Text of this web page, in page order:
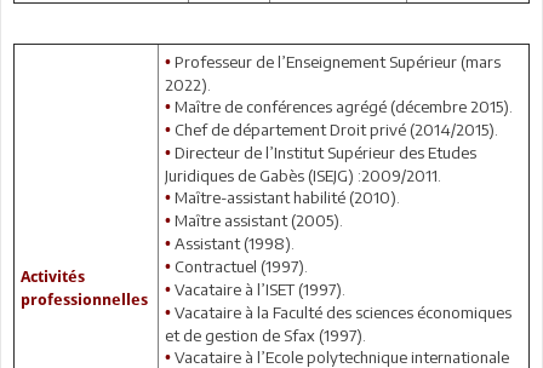
Activités
professionnelles
• Professeur de l’Enseignement Supérieur (mars
2022).
• Maître de conférences agrégé (décembre 2015).
• Chef de département Droit privé (2014/2015).
• Directeur de l’Institut Supérieur des Etudes
Juridiques de Gabès (ISEJG) :2009/2011.
• Maître-assistant habilité (2010).
• Maître assistant (2005).
• Assistant (1998).
• Contractuel (1997).
• Vacataire à l’ISET (1997).
• Vacataire à la Faculté des sciences économiques
et de gestion de Sfax (1997).
• Vacataire à l’Ecole polytechnique internationale